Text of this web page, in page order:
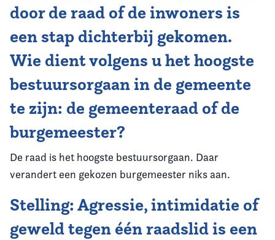
door de raad of de inwoners is
een stap dichterbij gekomen.
Wie dient volgens u het hoogste
bestuursorgaan in de gemeente
te zijn: de gemeenteraad of de
burgemeester?
De raad is het hoogste bestuursorgaan. Daar
verandert een gekozen burgemeester niks aan.
Stelling: Agressie, intimidatie of
geweld tegen één raadslid is een